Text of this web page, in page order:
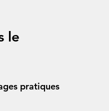
le
pratiques